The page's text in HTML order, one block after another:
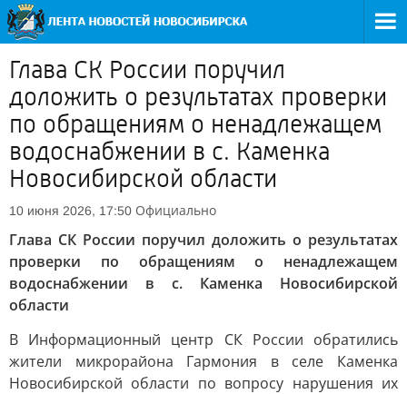
Глава СК России поручил
доложить о результатах проверки
по обращениям о ненадлежащем
водоснабжении в с. Каменка
Новосибирской области
10 июня 2026, 17:50 Официально
Глава СК России поручил доложить о результатах
проверки по обращениям о ненадлежащем
водоснабжении в с. Каменка Новосибирской
области
В Информационный центр СК России обратились
жители микрорайона Гармония в селе Каменка
Новосибирской области по вопросу нарушения их